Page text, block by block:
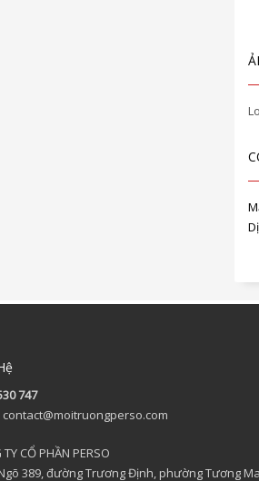
747
contact@moitruongperso.com
TY CỔ PHẦN PERSO
389, đường Trương Định, phường Tương